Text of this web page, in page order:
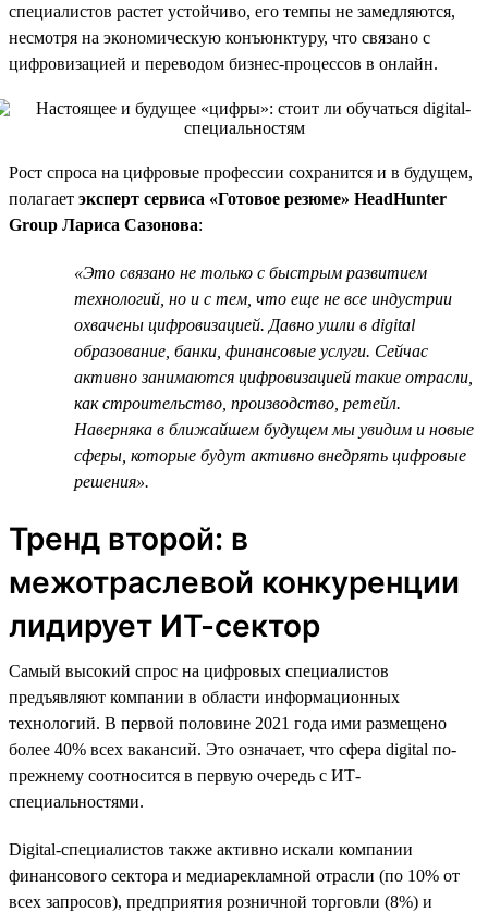
специалистов растет устойчиво, его темпы не замедляются,
несмотря на экономическую конъюнктуру, что связано с
цифровизацией и переводом бизнес-процессов в онлайн.
Рост спроса на цифровые профессии сохранится и в будущем,
полагает эксперт сервиса «Готовое резюме» HeadHunter
Group Лариса Сазонова:
«Это связано не только с быстрым развитием
технологий, но и с тем, что еще не все индустрии
охвачены цифровизацией. Давно ушли в digital
образование, банки, финансовые услуги. Сейчас
активно занимаются цифровизацией такие отрасли,
как строительство, производство, ретейл.
Наверняка в ближайшем будущем мы увидим и новые
сферы, которые будут активно внедрять цифровые
решения».
Тренд второй: в
межотраслевой конкуренции
лидирует ИТ-сектор
Самый высокий спрос на цифровых специалистов
предъявляют компании в области информационных
технологий. В первой половине 2021 года ими размещено
более 40% всех вакансий. Это означает, что сфера digital по-
прежнему соотносится в первую очередь с ИТ-
специальностями.
Digital-специалистов также активно искали компании
финансового сектора и медиарекламной отрасли (по 10% от
всех запросов), предприятия розничной торговли (8%) и